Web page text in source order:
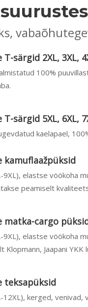
särgid 2XL, 3XL,
100%
särgid 5XL, 6XL,
kaelapael,
kamuflaažpüksid
9XL), elastse vöökoha
peamiselt
matka-cargo
9XL), elastse vöökoha
Jaapani YKK
teksapüksid
kerged, venivad,